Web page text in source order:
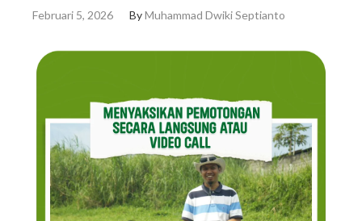
Februari 5, 2026 ByMuhammad Dwiki Septianto